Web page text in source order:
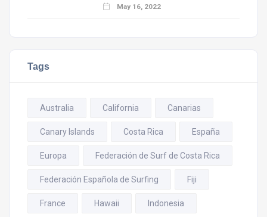
May 16, 2022
Tags
Australia California Canarias
Canary Islands Costa Rica España
Europa Federación de Surf de Costa Rica
Federación Española de Surfing Fiji
France Hawaii Indonesia